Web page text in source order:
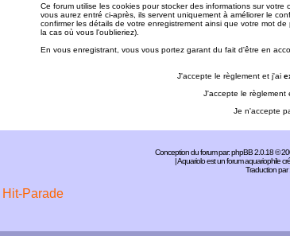
Ce forum utilise les cookies pour stocker des informations sur
vous aurez entré ci-après, ils servent uniquement à améliorer le
confirmer les détails de votre enregistrement ainsi que votre mot
la cas où vous l'oublieriez).
En vous enregistrant, vous vous portez garant du fait d'être en
J'accepte le règlement et j'ai
J'accepte le règlement
Je n'accepte
Conception du forum par:phpBB2.0.18 ©
| Aquariolo est un forum aquariophile
Traduction par :